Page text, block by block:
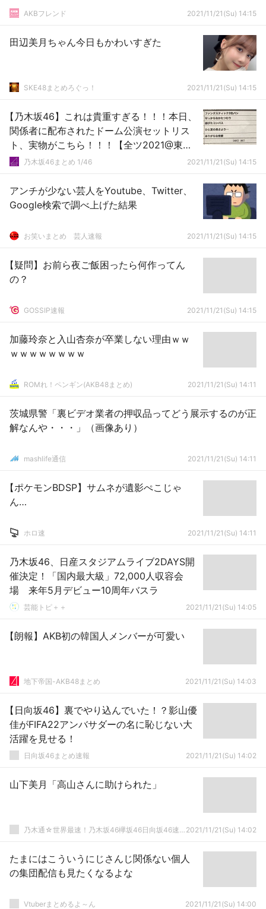
AKBフレンド 2021/11/21(Su) 14:15
田辺美月ちゃん今日もかわいすぎた
SKE48まとめろぐっ！ 2021/11/21(Su) 14:15
【乃木坂46】これは貴重すぎる！！！本日、
関係者に配布されたドーム公演セットリス
ト、実物がこちら！！！【全ツ2021@東京
ドーム2日目】
乃木坂46まとめ 1/46 2021/11/21(Su) 14:15
アンチが少ない芸人をYoutube、Twitter、
Google検索で調べ上げた結果
お笑いまとめ 芸人速報 2021/11/21(Su) 14:15
【疑問】お前ら夜ご飯困ったら何作ってん
の？
GOSSIP速報 2021/11/21(Su) 14:15
加藤玲奈と入山杏奈が卒業しない理由ｗｗ
ｗｗｗｗｗｗｗｗ
ROMれ！ペンギン(AKB48まとめ) 2021/11/21(Su) 14:11
茨城県警「裏ビデオ業者の押収品ってどう展示するのが正
解なんや・・・」（画像あり）
mashlife通信 2021/11/21(Su) 14:11
【ポケモンBDSP】サムネが遺影ぺこじゃ
ん…
ホロ速 2021/11/21(Su) 14:11
乃木坂46、日産スタジアムライブ2DAYS開
催決定！「国内最大級」72,000人収容会
場 来年5月デビュー10周年バスラ
芸能トピ＋＋ 2021/11/21(Su) 14:05
【朗報】AKB初の韓国人メンバーが可愛い
地下帝国-AKB48まとめ 2021/11/21(Su) 14:03
【日向坂46】裏でやり込んでいた！？影山優
佳がFIFA22アンバサダーの名に恥じない大
活躍を見せる！
日向坂46まとめ速報 2021/11/21(Su) 14:02
山下美月「高山さんに助けられた」
乃木通☆世界最速！乃木坂46欅坂46日向坂46速報まとめ 2021/11/21(Su) 14:02
たまにはこういうにじさんじ関係ない個人
の集団配信も見たくなるよな
Vtuberまとめるよ～ん 2021/11/21(Su) 14:00